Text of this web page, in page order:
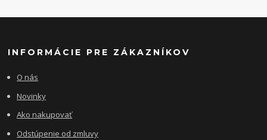
INFORMÁCIE PRE ZÁKAZNÍKOV
O nás
Novinky
Ako nakupovať
Odstúpenie od zmluvy